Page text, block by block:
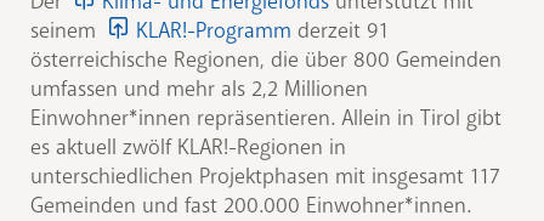
seinem
KLAR!-Programm derzeit 91
österreichische Regionen, die über 800 Gemeinden
umfassen und mehr als 2,2 Millionen
Einwohner*innen repräsentieren. Allein in Tirol gibt
es aktuell zwölf KLAR!-Regionen in
unterschiedlichen Projektphasen mit insgesamt 117
Gemeinden und fast 200.000 Einwohner*innen.